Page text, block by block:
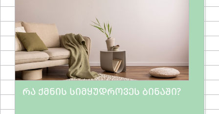
ᲠᲐ ᲥᲛᲜᲘᲡ ᲡᲘᲛᲧᲣᲓᲠᲝᲕᲔᲡ ᲑᲘᲜᲐᲨᲘ?